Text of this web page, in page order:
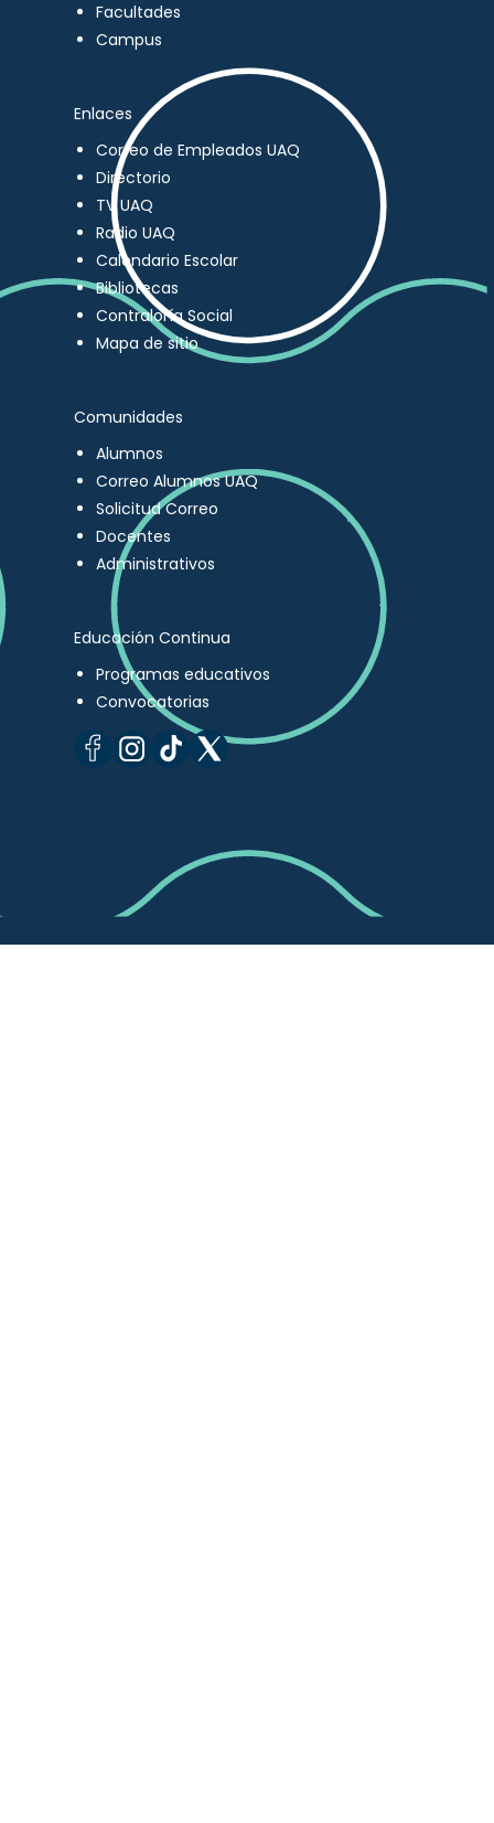
Facultades
Campus
Enlaces
Correo de Empleados UAQ
Directorio
TV UAQ
Radio UAQ
Calendario Escolar
Bibliotecas
Contraloría Social
Mapa de sitio
Comunidades
Alumnos
Correo Alumnos UAQ
Solicitud Correo
Docentes
Administrativos
Educación Continua
Programas educativos
Convocatorias